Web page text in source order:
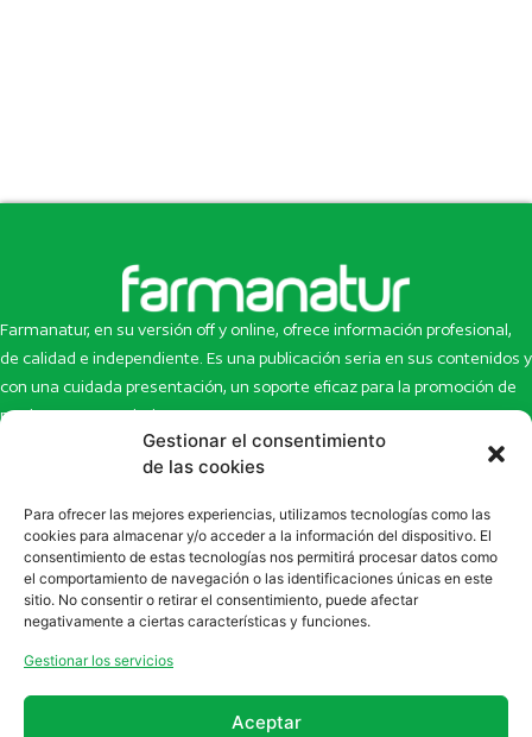
Gestionar el consentimiento
de las cookies
Para ofrecer las mejores experiencias, utilizamos tecnologías como las
cookies para almacenar y/o acceder a la información del dispositivo. El
consentimiento de estas tecnologías nos permitirá procesar datos como
el comportamiento de navegación o las identificaciones únicas en este
sitio. No consentir o retirar el consentimiento, puede afectar
negativamente a ciertas características y funciones.
Gestionar los servicios
Aceptar
Farmanatur, en su versión off y online, ofrece información profesional,
de calidad e independiente. Es una publicación seria en sus contenidos y
con una cuidada presentación, un soporte eficaz para la promoción de
productos y novedades.
Inicio
Newsletter
Eco Multimedia
Contacto
Artículos
Escaparate
Enlaces de interés
SUSCRÍBETE A NUESTRO NEWSLETTER
la sección deNewsletter